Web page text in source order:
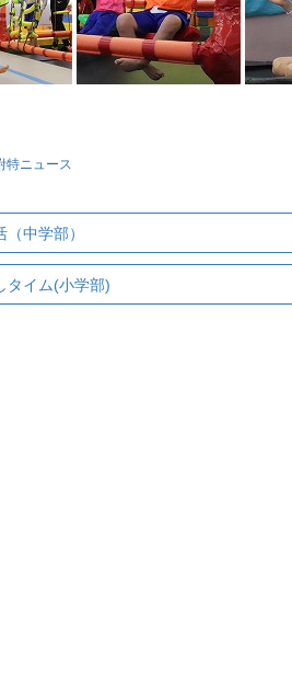
特ニュース
（中学部）
タイム(小学部)